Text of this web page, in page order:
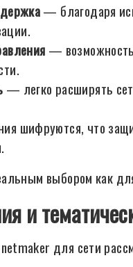
— благодаря
— возможность
— легко расширять
шифруются, что
выбором как
и
для сети